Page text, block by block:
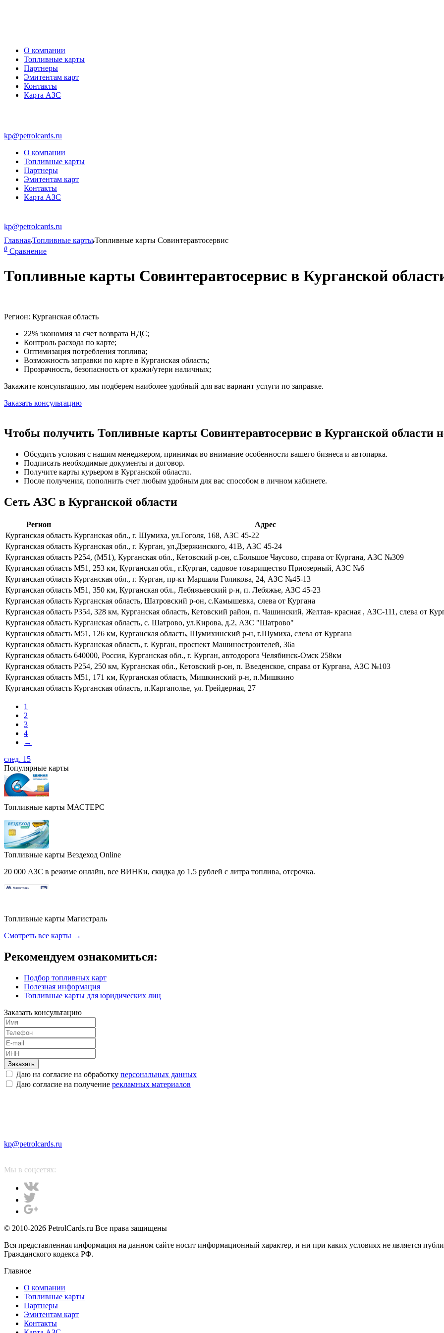
О компании
Топливные карты
Партнеры
Эмитентам карт
Контакты
Карта АЗС
kp@petrolcards.ru
О компании
Топливные карты
Партнеры
Эмитентам карт
Контакты
Карта АЗС
kp@petrolcards.ru
ГлавнаяТопливные картыТопливные карты Совинтеравтосервис
0 Сравнение
Топливные карты Совинтеравтосервис в Курганской
Регион: Курганская область
22% экономия за счет возврата НДС;
Контроль расхода по карте;
Оптимизация потребления топлива;
Возможность заправки по карте в Курганская область;
Прозрачность, безопасность от кражи/утери наличных;
Закажите консультацию, мы подберем наиболее удобный для вас вариант услуги по заправке.
Заказать консультацию
Чтобы получить Топливные карты Совинтеравтосервис в Курганской области
Обсудить условия с нашим менеджером, принимая во внимание особенности вашего бизнеса и автопарка.
Подписать необходимые документы и договор.
Получите карты курьером в Курганской области.
После получения, пополнить счет любым удобным для вас способом в личном кабинете.
Сеть АЗС в Курганской области
Регион
Адрес
Курганская область Курганская обл., г. Шумиха, ул.Гоголя, 168, АЗС 45-22
Курганская область Курганская обл., г. Курган, ул.Дзержинского, 41В, АЗС 45-24
Курганская область Р254, (М51), Курганская обл., Кетовский р-он, с.Большое Чаусово, справа от Кургана, АЗС №309
Курганская область М51, 253 км, Курганская обл., г.Курган, садовое товарищество Приозерный, АЗС №6
Курганская область Курганская обл., г. Курган, пр-кт Маршала Голикова, 24, АЗС №45-13
Курганская область М51, 350 км, Курганская обл., Лебяжьевский р-н, п. Лебяжье, АЗС 45-23
Курганская область Курганская область, Шатровский р-он, с.Камышевка, слева от Кургана
Курганская область Р354, 328 км, Курганская область, Кетовский район, п. Чашинский, Желтая- красная , АЗС-111, слева от
Курганская область Курганская область, с. Шатрово, ул.Кирова, д.2, АЗС "Шатрово"
Курганская область М51, 126 км, Курганская область, Шумихинский р-н, г.Шумиха, слева от Кургана
Курганская область Курганская область, г. Курган, проспект Машиностроителей, 36а
Курганская область 640000, Россия, Курганская обл., г. Курган, автодорога Челябинск-Омск 258км
Курганская область Р254, 250 км, Курганская обл., Кетовский р-он, п. Введенское, справа от Кургана, АЗС №103
Курганская область М51, 171 км, Курганская область, Мишкинский р-н, п.Мишкино
Курганская область Курганская область, п.Каргаполье, ул. Грейдерная, 27
1
2
3
4
→
след. 15
Популярные карты
Топливные карты МАСТЕРС
Топливные карты Вездеход Online
20 000 АЗС в режиме онлайн, все ВИНКи, скидка до 1,5 рублей с литра топлива, отсрочка.
Топливные карты Магистраль
Смотреть все карты →
Рекомендуем ознакомиться:
Подбор топливных карт
Полезная информация
Топливные карты для юридических лиц
Заказать консультацию
Заказать
Даю на согласие на обработку персональных данных
Даю согласие на получение рекламных материалов
kp@petrolcards.ru
Мы в соцсетях:
© 2010-2026 PetrolCards.ru Все права защищены
Вся представленная информация на данном сайте носит информационный характер, и ни при каких условиях не является
Гражданского кодекса РФ.
Главное
О компании
Топливные карты
Партнеры
Эмитентам карт
Контакты